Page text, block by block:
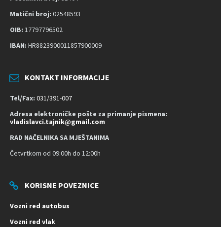
Matični broj: 02548593
OIB: 17797796502
IBAN: HR8823900011857900009
KONTAKT INFORMACIJE
Tel/Fax: 031/391-007
Adresa elektroničke pošte za primanje pismena:
vladislavci.tajnik@gmail.com
RAD NAČELNIKA SA MJEŠTANIMA
Četvrtkom od 09:00h do 12:00h
KORISNE POVEZNICE
Vozni red autobus
Vozni red vlak